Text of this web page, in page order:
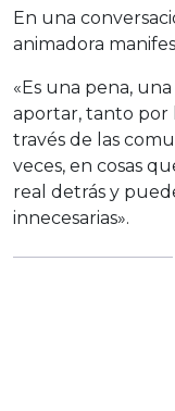
En una
animadora
«Es una pena,
aportar, tanto por
través de las
veces, en cosas
real detrás y
innecesarias».